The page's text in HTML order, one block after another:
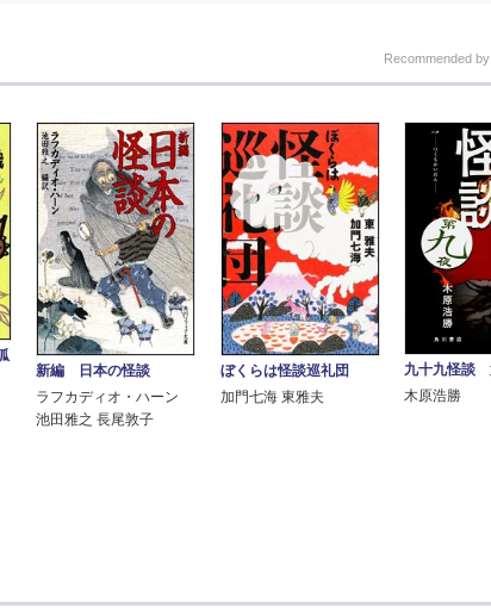
Recommended
新編 日本の怪談
ラフカディオ・ハーン
池田雅之 長尾敦子
ぼくらは怪談巡礼団
加門七海 東雅夫
九十九怪談
木原浩勝